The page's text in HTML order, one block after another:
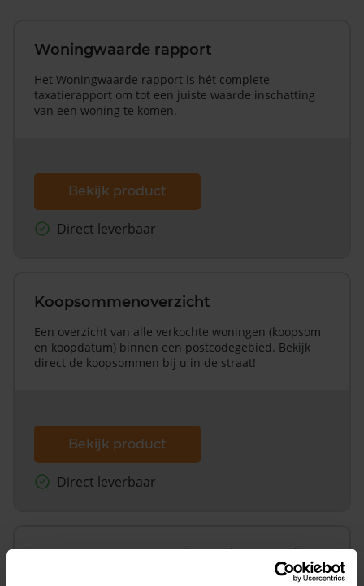
Woningwaarde rapport
Het Woningwaarde rapport is hét complete
taxatierapport om tot een juiste waarde inschatting
van een woning te komen.
Bekijk product
Direct leverbaar
Koopsommenoverzicht
Een overzicht van alle verkochte woningen (koopsom
en koopdatum) binnen een postcodegebied. Bekijk
direct de koopsommen bij u in de straat!
Bekijk product
Direct leverbaar
Koopsommenoverzicht (1 jaar gratis